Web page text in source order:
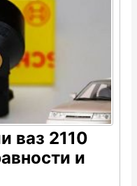
ваз 2110
и